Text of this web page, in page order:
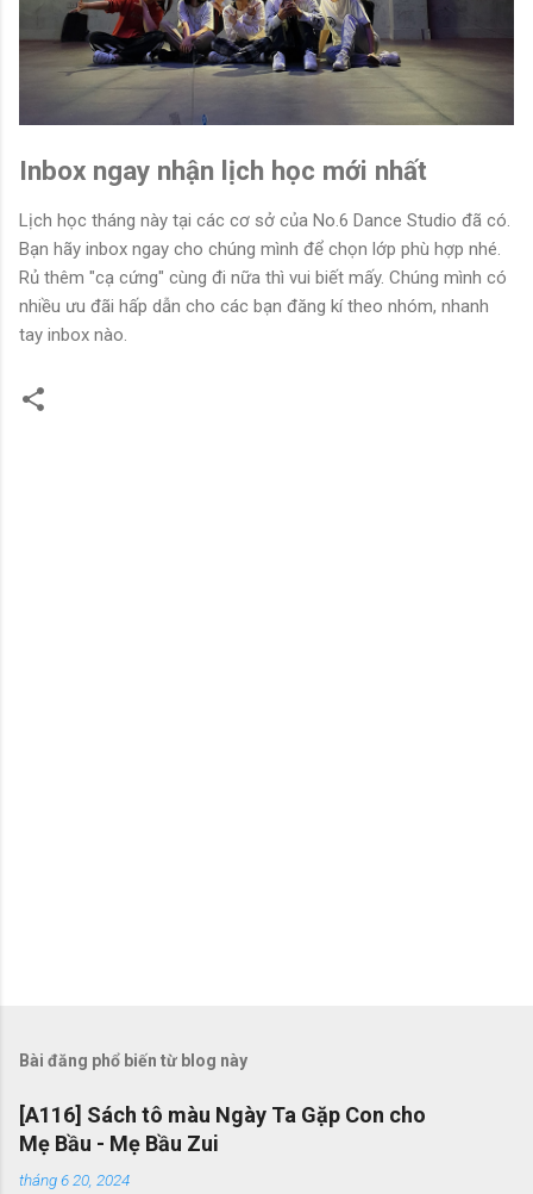
Inbox ngay nhận lịch học mới nhất
Lịch học tháng này tại các cơ sở của No.6 Dance Studio đã có.
Bạn hãy inbox ngay cho chúng mình để chọn lớp phù hợp nhé.
Rủ thêm "cạ cứng" cùng đi nữa thì vui biết mấy. Chúng mình có
nhiều ưu đãi hấp dẫn cho các bạn đăng kí theo nhóm, nhanh
tay inbox nào.
Bài đăng phổ biến từ blog này
[A116] Sách tô màu Ngày Ta Gặp Con cho
Mẹ Bầu - Mẹ Bầu Zui
tháng 6 20, 2024